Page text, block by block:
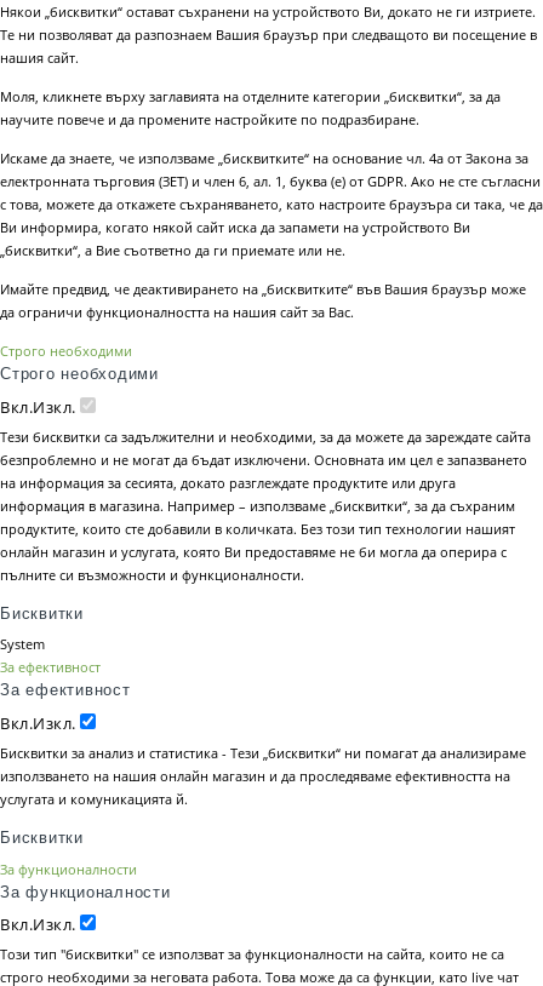
Някои „бисквитки“ остават съхранени на устройството Ви, докато не ги изтриете.
Те ни позволяват да разпознаем Вашия браузър при следващото ви посещение в
нашия сайт.
Моля, кликнете върху заглавията на отделните категории „бисквитки“, за да
научите повече и да промените настройките по подразбиране.
Искаме да знаете, че използваме „бисквитките“ на основание чл. 4а от Закона за
електронната търговия (ЗЕТ) и член 6, ал. 1, буква (е) от GDPR. Ако не сте съгласни
с това, можете да откажете съхраняването, като настроите браузъра си така, че да
Ви информира, когато някой сайт иска да запамети на устройството Ви
„бисквитки“, а Вие съответно да ги приемате или не.
Имайте предвид, че деактивирането на „бисквитките“ във Вашия браузър може
да ограничи функционалността на нашия сайт за Вас.
Строго необходими
Строго необходими
Вкл.Изкл.
Тези бисквитки са задължителни и необходими, за да можете да зареждате сайта
безпроблемно и не могат да бъдат изключени. Основната им цел е запазването
на информация за сесията, докато разглеждате продуктите или друга
информация в магазина. Например – използваме „бисквитки“, за да съхраним
продуктите, които сте добавили в количката. Без този тип технологии нашият
онлайн магазин и услугата, която Ви предоставяме не би могла да оперира с
пълните си възможности и функционалности.
Бисквитки
System
За ефективност
За ефективност
Вкл.Изкл.
Бисквитки за анализ и статистика - Тези „бисквитки“ ни помагат да анализираме
използването на нашия онлайн магазин и да проследяваме ефективността на
услугата и комуникацията й.
Бисквитки
За функционалности
За функционалности
Вкл.Изкл.
Този тип "бисквитки" се използват за функционалности на сайта, които не са
строго необходими за неговата работа. Това може да са функции, като live чат